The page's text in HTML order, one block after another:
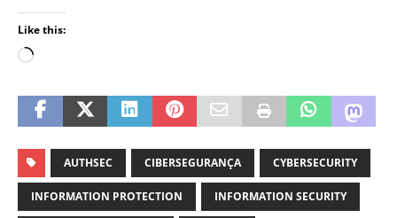
Like this:
AUTHSEC CIBERSEGURANÇA CYBERSECURITY
INFORMATION PROTECTION INFORMATION SECURITY